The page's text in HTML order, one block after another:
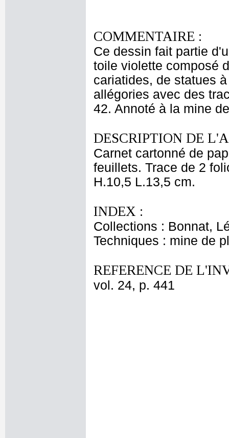
COMMENTAIRE :
Ce dessin fait partie
toile violette composé
cariatides, de statues
allégories avec des
42. Annoté à la mine
DESCRIPTION DE
Carnet cartonné de
feuillets. Trace de 2
H.10,5 L.13,5 cm.
INDEX :
Collections : Bonnat,
Techniques : mine de
REFERENCE DE
vol. 24, p. 441